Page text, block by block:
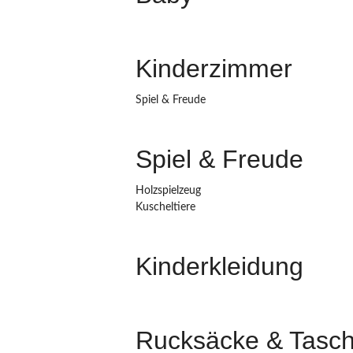
Kinderzimmer
Spiel & Freude
Spiel & Freude
Holzspielzeug
Kuscheltiere
Kinderkleidung
Rucksäcke &